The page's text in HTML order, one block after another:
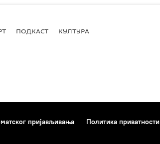
ПОДКАСТ КУЛТУРА
пријављивања Политика приватности